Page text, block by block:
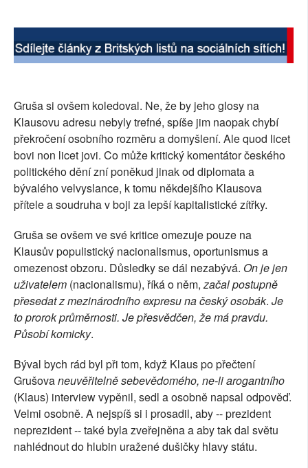
Gruša si ovšem koledoval. Ne, že by jeho glosy na
Klausovu adresu nebyly trefné, spíše jim naopak chybí
překročení osobního rozměru a domyšlení. Ale quod licet
bovi non licet jovi. Co může kritický komentátor českého
politického dění zní poněkud jinak od diplomata a
bývalého velvyslance, k tomu někdejšího Klausova
přítele a soudruha v boji za lepší kapitalistické zítřky.
Gruša se ovšem ve své kritice omezuje pouze na
Klausův populistický nacionalismus, oportunismus a
omezenost obzoru. Důsledky se dál nezabývá. On je jen
uživatelem (nacionalismu), říká o něm,začal postupně
přesedat z mezinárodního expresu na český osobák. Je
to prorok průměrnosti. Je přesvědčen, že má pravdu.
Působí komicky.
Býval bych rád byl při tom, když Klaus po přečtení
Grušovaneuvěřitelně sebevědomého, ne-li arogantního
(Klaus) interview vypěnil, sedl a osobně napsal odpověď.
Velmi osobně. A nejspíš si i prosadil, aby -- prezident
neprezident -- také byla zveřejněna a aby tak dal světu
nahlédnout do hlubin uražené dušičky hlavy státu.